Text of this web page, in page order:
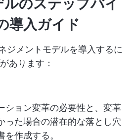
のステップバイ
導入ガイド
ジメントモデルを導入するに
あります：
ション変革の必要性と、変革
った場合の潜在的な落とし穴
を作成する。